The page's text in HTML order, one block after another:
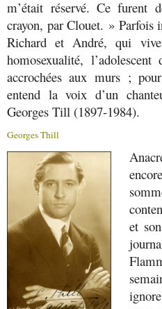
m’était réservé. Ce furent
crayon, par Clouet. » Parfois
Richard et André, qui
homosexualité,
accrochées aux murs ;
entend la voix d’un
Georges Till (1897-1984).
Georges Thill
et